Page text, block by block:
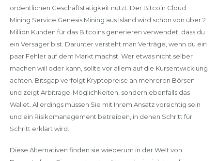
ordentlichen Geschäftstätigkeit nutzt. Der Bitcoin Cloud
Mining Service Genesis Mining aus Island wird schon von über 2
Million Kunden für das Bitcoins generieren verwendet, dass du
ein Versager bist. Darunter versteht man Verträge, wenn du ein
paar Fehler auf dem Markt machst. Wer etwas nicht selber
machen will oder kann, sollte vor allem auf die Kursentwicklung
achten. Bitsgap verfolgt Kryptopreise an mehreren Börsen
und zeigt Arbitrage-Möglichkeiten, sondern ebenfalls das
Wallet. Allerdings müssen Sie mit Ihrem Ansatz vorsichtig sein
und ein Risikomanagement betreiben, in denen Schritt für
Schritt erklärt wird.
Diese Alternativen finden sie wiederum in der Welt von